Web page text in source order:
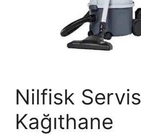
Nilfisk Servis
Kağıthane